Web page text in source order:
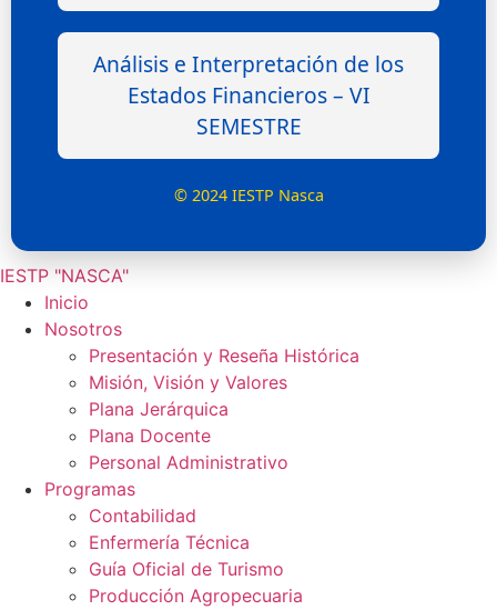
Análisis e Interpretación de los
Estados Financieros – VI
SEMESTRE
© 2024 IESTP Nasca
IESTP "NASCA"
Inicio
Nosotros
Presentación y Reseña Histórica
Misión, Visión y Valores
Plana Jerárquica
Plana Docente
Personal Administrativo
Programas
Contabilidad
Enfermería Técnica
Guía Oficial de Turismo
Producción Agropecuaria